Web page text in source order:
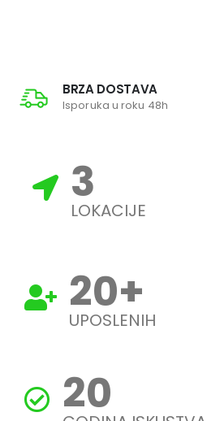
BRZA DOSTAVA
Isporuka u roku 48h
3
LOKACIJE
20+
UPOSLENIH
20